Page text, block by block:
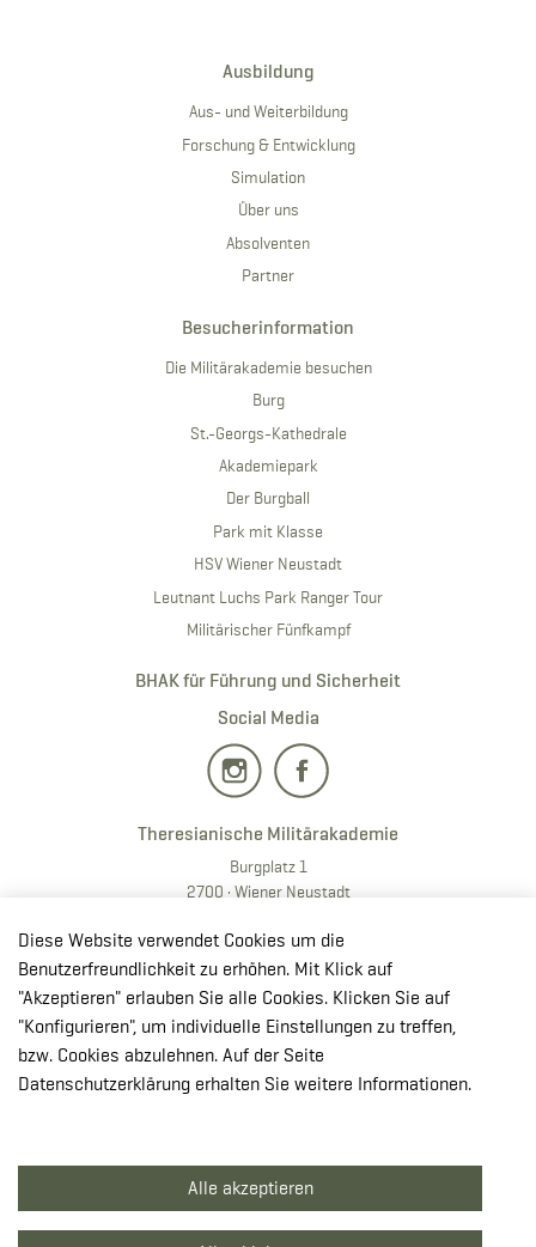
Ausbildung
Aus- und Weiterbildung
Forschung & Entwicklung
Simulation
Über uns
Absolventen
Partner
Besucherinformation
Die Militärakademie besuchen
Burg
St.-Georgs-Kathedrale
Akademiepark
Der Burgball
Park mit Klasse
HSV Wiener Neustadt
Leutnant Luchs Park Ranger Tour
Militärischer Fünfkampf
BHAK für Führung und Sicherheit
Social Media
Theresianische Militärakademie
Burgplatz 1
2700 · Wiener Neustadt
T:+43 50201 20 28901
E:redaktion.milak @bmlv.gv.at
In OpenStreetMap öffnen
↳ Route mit GoogleMaps planen
Impressum
Diese Website verwendet Cookies um die
Benutzerfreundlichkeit zu erhöhen. Mit Klick auf
"Akzeptieren" erlauben Sie alle Cookies. Klicken Sie auf
"Konfigurieren", um individuelle Einstellungen zu treffen,
bzw. Cookies abzulehnen. Auf der Seite
Datenschutzerklärung erhalten Sie weitere Informationen.
Alle akzeptieren